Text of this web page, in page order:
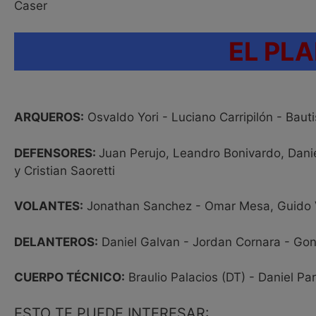
Caser
EL
ARQUEROS: Osvaldo Yori - Luciano Carripilón -
DEFENSORES: Juan Perujo, Leandro Bonivardo,
y Cristian Saoretti
VOLANTES: Jonathan Sanchez - Omar Mesa,
DELANTEROS: Daniel Galvan - Jordan Cornara -
CUERPO TÉCNICO: Braulio Palacios (DT) - Daniel